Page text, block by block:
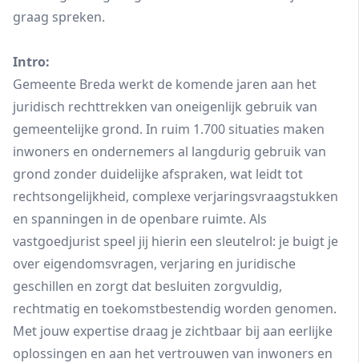
graag spreken.
Intro:
Gemeente Breda werkt de komende jaren aan het
juridisch rechttrekken van oneigenlijk gebruik van
gemeentelijke grond. In ruim 1.700 situaties maken
inwoners en ondernemers al langdurig gebruik van
grond zonder duidelijke afspraken, wat leidt tot
rechtsongelijkheid, complexe verjaringsvraagstukken
en spanningen in de openbare ruimte. Als
vastgoedjurist speel jij hierin een sleutelrol: je buigt je
over eigendomsvragen, verjaring en juridische
geschillen en zorgt dat besluiten zorgvuldig,
rechtmatig en toekomstbestendig worden genomen.
Met jouw expertise draag je zichtbaar bij aan eerlijke
oplossingen en aan het vertrouwen van inwoners en